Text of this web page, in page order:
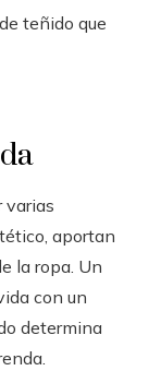
teñido que
varias
aportan
la ropa. Un
con un
determina